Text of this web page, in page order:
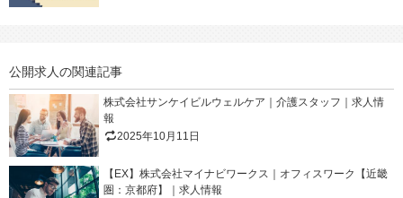
公開求人の関連記事
株式会社サンケイビルウェルケア｜介護スタッフ｜求人情
報
2025年10月11日
【EX】株式会社マイナビワークス｜オフィスワーク【近畿
圏：京都府】｜求人情報